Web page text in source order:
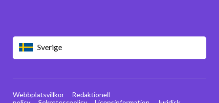
Sverige
Webbplatsvillkor
Redaktionell